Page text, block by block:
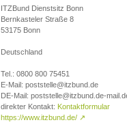
ITZBund Dienstsitz Bonn
Bernkasteler Straße 8
53175 Bonn
Deutschland
Tel.: 0800 800 75451
E-Mail: poststelle@itzbund.de
DE-Mail: poststelle@itzbund.de-
direkter Kontakt: Kontaktformular
https://www.itzbund.de/ ↗